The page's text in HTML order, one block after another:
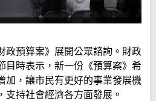
政預算案》展開公眾諮詢。財政
目時表示，新一份《預算案》希
加，讓市民有更好的事業發展機
支持社會經濟各方面發展。